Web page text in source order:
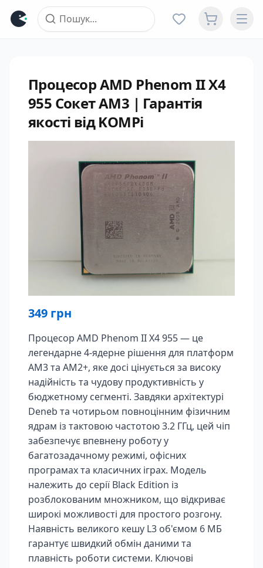
Процесор AMD Phenom II X4
955 Сокет AM3 | Гарантія
якості від KOMPi
349 грн
Процесор AMD Phenom II X4 955 — це
легендарне 4-ядерне рішення для платформ
AM3 та AM2+, яке досі цінується за високу
надійність та чудову продуктивність у
бюджетному сегменті. Завдяки архітектурі
Deneb та чотирьом повноцінним фізичним
ядрам із тактовою частотою 3.2 ГГц, цей чіп
забезпечує впевнену роботу у
багатозадачному режимі, офісних
програмах та класичних іграх. Модель
належить до серії Black Edition із
розблокованим множником, що відкриває
широкі можливості для простого розгону.
Наявність великого кешу L3 об'ємом 6 МБ
гарантує швидкий обмін даними та
плавність роботи системи. Ключові